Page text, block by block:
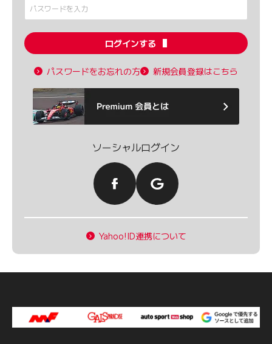
ログインする
パスワードをお忘れの方 新規会員登録はこちら
ソーシャルログイン
Yahoo!ID連携について